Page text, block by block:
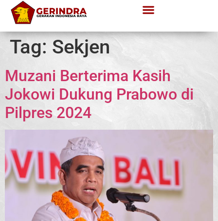
Tag: Sekjen
Muzani Berterima Kasih
Jokowi Dukung Prabowo di
Pilpres 2024